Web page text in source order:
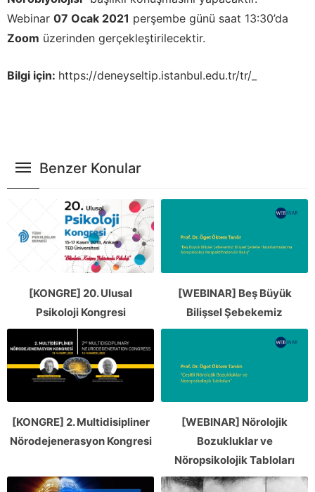
Webinar 07 Ocak 2021 perşembe günü saat 13:30’da
Zoom üzerinden gerçekleştirilecektir.
Bilgi için: https://deneyseltip.istanbul.edu.tr/tr/_
Benzer Konular
[KONGRE] 20. Ulusal
Psikoloji Kongresi
[WEBINAR] Beş Büyük
Bilişsel Şebekemiz
[KONGRE] 2. Multidisipliner
Nörodejenerasyon Kongresi
[WEBINAR] Nörolojik
Bozukluklar ve
Nöropsikolojik Tabloları